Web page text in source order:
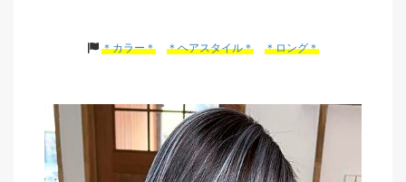
＊カラー＊ ＊ヘアスタイル＊ ＊ロング＊